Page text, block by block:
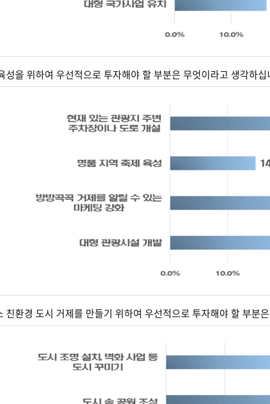
성을 위하여 우선적으로 투자해야 할 부분은 무엇이라고 생각하십
친환경 도시 거제를 만들기 위하여 우선적으로 투자해야 할 부분